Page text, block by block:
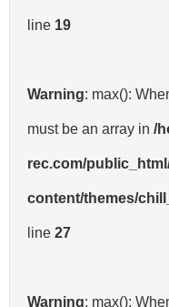
line 19
Warning: max():
must be an array in /
rec.com/
content/themes/
line 27
Warning: max():